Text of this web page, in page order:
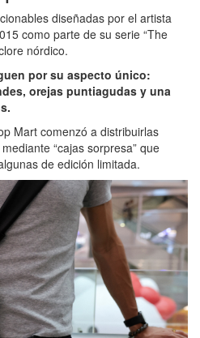
diseñadas por el artista
como parte de su serie “The
nórdico.
por su aspecto único:
orejas puntiagudas y una
Mart comenzó a distribuirlas
“cajas sorpresa” que
de edición limitada.